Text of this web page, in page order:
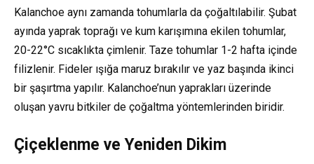
Kalanchoe aynı zamanda tohumlarla da çoğaltılabilir. Şubat
ayında yaprak toprağı ve kum karışımına ekilen tohumlar,
20-22°C sıcaklıkta çimlenir. Taze tohumlar 1-2 hafta içinde
filizlenir. Fideler ışığa maruz bırakılır ve yaz başında ikinci
bir şaşırtma yapılır. Kalanchoe’nun yaprakları üzerinde
oluşan yavru bitkiler de çoğaltma yöntemlerinden biridir.
Çiçeklenme ve Yeniden Dikim